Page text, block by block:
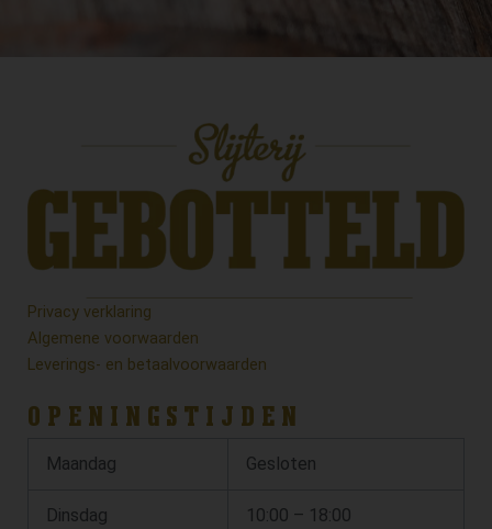
Privacy verklaring
Algemene voorwaarden
Leverings- en betaalvoorwaarden
OPENINGSTIJDEN
Maandag Gesloten
Dinsdag 10:00 – 18:00